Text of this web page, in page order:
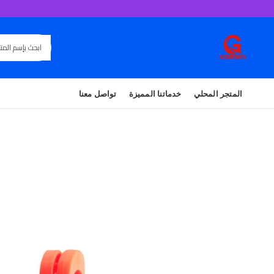
المتجر المحلي خدماتنا المميزة تواصل معنا